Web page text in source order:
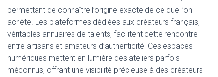
permettant de connaître l’origine exacte de ce que l’on
achète. Les plateformes dédiées aux créateurs français,
véritables annuaires de talents, facilitent cette rencontre
entre artisans et amateurs d’authenticité. Ces espaces
numériques mettent en lumière des ateliers parfois
méconnus, offrant une visibilité précieuse à des créateurs